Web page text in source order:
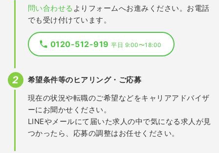
問い合わせる よりフォームへお進みください。お電話
でも受け付けています。
0120-512-919平日 9:00〜18:00
希望条件等のヒアリング・ご応募
現在の状況や転職のご希望などをキャリアアドバイザ
ーにお聞かせください。
LINEやメールにて届いた求人の中で気になる求人が見
つかったら、応募の調整はお任せください。